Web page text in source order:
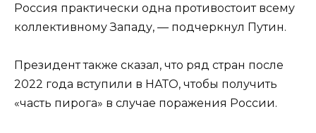
Россия практически одна противостоит всему
коллективному Западу, — подчеркнул Путин.
Президент также сказал, что ряд стран после
2022 года вступили в НАТО, чтобы получить
«часть пирога» в случае поражения России.